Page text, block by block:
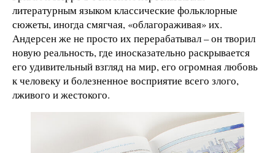
литературным языком классические фольклорные
сюжеты, иногда смягчая, «облагораживая» их.
Андерсен же не просто их перерабатывал – он творил
новую реальность, где иносказательно раскрывается
его удивительный взгляд на мир, его огромная любовь
к человеку и болезненное восприятие всего злого,
лживого и жестокого.